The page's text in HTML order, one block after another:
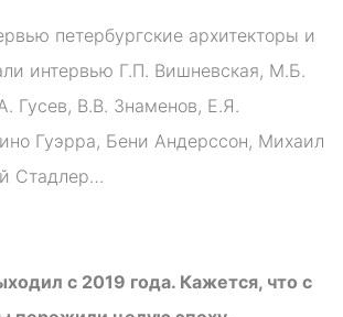
петербургские архитекторы и
интервью Г.П. Вишневская, М.Б.
Гусев, В.В. Знаменов, Е.Я.
Гуэрра, Бени Андерссон, Михаил
Стадлер…
с 2019 года. Кажется, что с